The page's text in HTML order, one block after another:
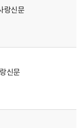
랑신문
신문